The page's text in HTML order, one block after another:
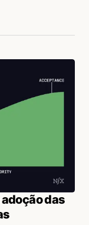
das